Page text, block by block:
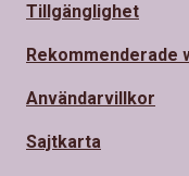
Tillgänglighet
Rekommenderade
Användarvillkor
Sajtkarta